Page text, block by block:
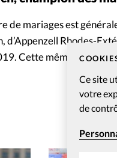
Ce site
votre
de
de mariages est
d’Appenzell Rhodes-
Cette même année,